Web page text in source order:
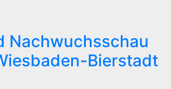
Nachwuchsschau
Bierstadt